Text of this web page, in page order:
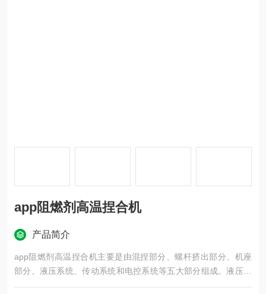
app阻燃剂高温捏合机
产品简介
app阻燃剂高温捏合机主要是由混捏部分、螺杆挤出部分、机座
部分、液压系统、传动系统和电控系统等五大部分组成。液压系
统由一台液压站来操纵大油缸，来完成启闭功能，液压系统由一